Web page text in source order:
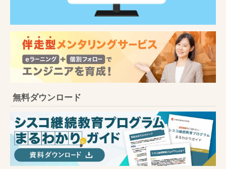
無料ダウンロード